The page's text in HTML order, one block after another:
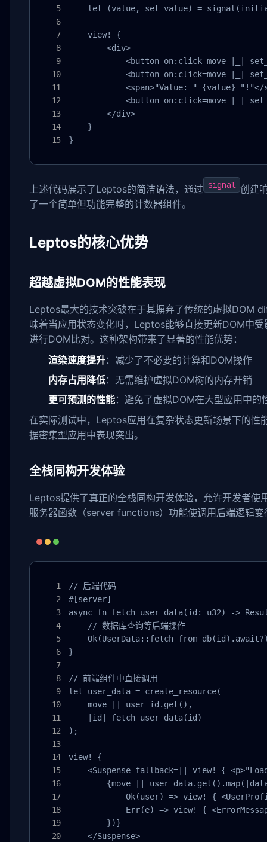
let (value, set_value) =
    view! {
        <div>
<button on:click=move |_|
<button on:click=move |_|
<span>"Value: " {value} "!"</
<button on:click=move |_|
        </div>
    }
}
上述代码展示了Leptos的简洁语法，通过 signal 创建
了一个简单但功能完整的计数器组件。
Leptos的核心优势
超越虚拟DOM的性能表现
Leptos最大的技术突破在于其摒弃了传统的虚拟DOM
味着当应用状态变化时，Leptos能够直接更新DOM中
进行DOM比对。这种架构带来了显著的性能优势：
渲染速度提升：减少了不必要的计算和DOM操作
内存占用降低：无需维护虚拟DOM树的内存开销
更可预测的性能：避免了虚拟DOM在大型应用中的
在实际测试中，Leptos应用在复杂状态更新场景下的
据密集型应用中表现突出。
全栈同构开发体验
Leptos提供了真正的全栈同构开发体验，允许开发者使
服务器函数（server functions）功能使调用后端逻辑变
// 后端代码
#[server]
async fn fetch_user_data(id: u32) ->
    // 数据库查询等后端操作
}
// 前端组件中直接调用
let user_data = create_resource(
    move || user_id.get(),
    |id| fetch_user_data(id)
);
view! {
<Suspense fallback=|| view! {
{move ||
Ok(user) => view! {
Err(e) => view! {
        })}
    </Suspense>